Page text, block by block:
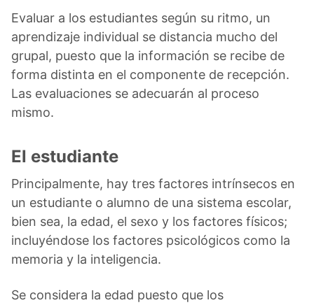
Evaluar a los estudiantes según su ritmo, un
aprendizaje individual se distancia mucho del
grupal, puesto que la información se recibe de
forma distinta en el componente de recepción.
Las evaluaciones se adecuarán al proceso
mismo.
El estudiante
Principalmente, hay tres factores intrínsecos en
un estudiante o alumno de una sistema escolar,
bien sea, la edad, el sexo y los factores físicos;
incluyéndose los factores psicológicos como la
memoria y la inteligencia.
Se considera la edad puesto que los